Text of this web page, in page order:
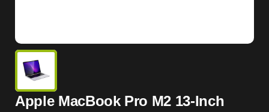
Apple MacBook Pro M2 13-Inch